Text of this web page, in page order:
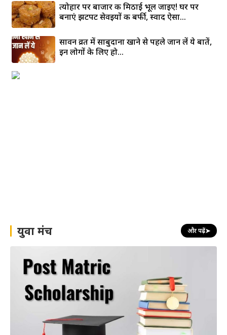
त्योहार पर बाजार की मिठाई भूल जाइए! घर पर
बनाएं झटपट सेवइयों की बर्फी, स्वाद ऐसा...
सावन व्रत में साबुदाना खाने से पहले जान लें ये बातें,
इन लोगों के लिए हो...
युवा मंच और पढ़ें➤